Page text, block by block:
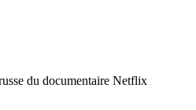
du documentaire Netflix